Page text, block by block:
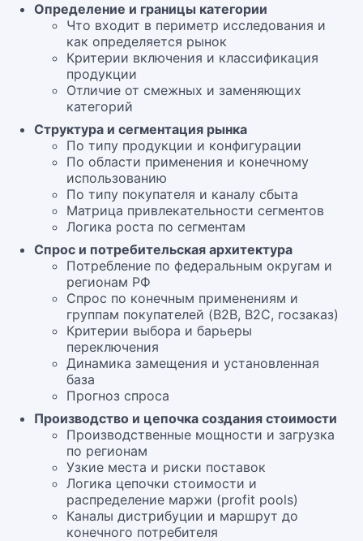
Определение и границы категории
Что входит в периметр исследования и
как определяется рынок
Критерии включения и классификация
продукции
Отличие от смежных и заменяющих
категорий
Структура и сегментация рынка
По типу продукции и конфигурации
По области применения и конечному
использованию
По типу покупателя и каналу сбыта
Матрица привлекательности сегментов
Логика роста по сегментам
Спрос и потребительская архитектура
Потребление по федеральным округам и
регионам РФ
Спрос по конечным применениям и
группам покупателей (B2B, B2C, госзаказ)
Критерии выбора и барьеры
переключения
Динамика замещения и установленная
база
Прогноз спроса
Производство и цепочка создания стоимости
Производственные мощности и загрузка
по регионам
Узкие места и риски поставок
Логика цепочки стоимости и
распределение маржи (profit pools)
Каналы дистрибуции и маршрут до
конечного потребителя